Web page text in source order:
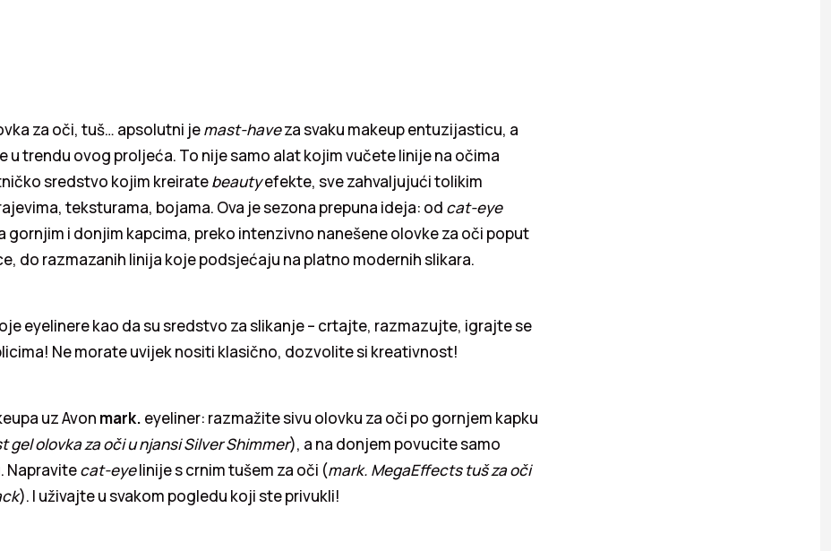
za oči, tuš… apsolutni jemast-haveza svaku makeup entuzijasticu, a
u trendu ovog proljeća. To nije samo alat kojim vučete linije na očima
sredstvo kojim kreiratebeautyefekte, sve zahvaljujući tolikim
teksturama, bojama. Ova je sezona prepuna ideja: od cat-eye
gornjim i donjim kapcima, preko intenzivno nanešene olovke za oči poput
do razmazanih linija koje podsjećaju na platno modernih slikara.
eyelinere kao da su sredstvo za slikanje – crtajte, razmazujte, igrajte se
Ne morate uvijek nositi klasično, dozvolite si kreativnost!
uz Avon mark. eyeliner: razmažite sivu olovku za oči po gornjem kapku
gel olovka za oči u njansi Silver Shimmer), a na donjem povucite samo
Napravitecat-eyelinije s crnim tušem za oči (mark. MegaEffects tuš za oči
). I uživajte u svakom pogledu koji ste privukli!